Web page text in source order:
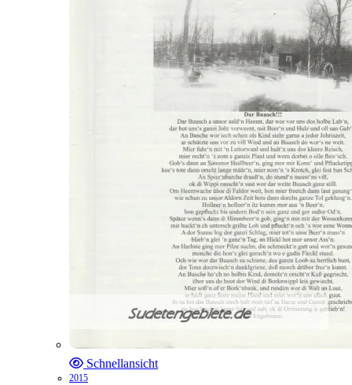
Schnellansicht
2015